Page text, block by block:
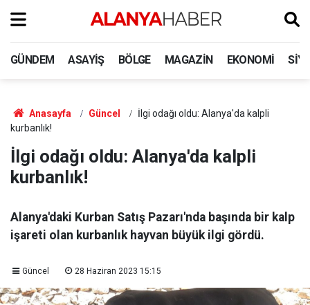
GÜNDEM ASAYIŞ BÖLGE MAGAZIN EKONOMI
Anasayfa Güncel
İlgi odağı oldu: Alanya'da kalpli
kurbanlık!
İlgi odağı oldu: Alanya'da kalpli
kurbanlık!
Alanya'daki Kurban Satış Pazarı'nda başında bir kalp
işareti olan kurbanlık hayvan büyük ilgi gördü.
Güncel 28 Haziran 2023 15:15